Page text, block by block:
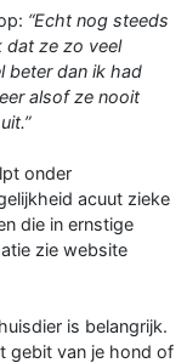
“Echt nog steeds
dat ze zo veel
beter dan ik had
alsof ze nooit
onder
acuut zieke
die in ernstige
zie website
is belangrijk.
gebit van je hond of